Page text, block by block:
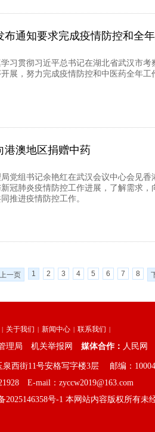
布通知要求完成疫情防控和全
习贯彻习近平总书记在湖北省武汉市
展，努力完成疫情防控和中医药全年工
港澳地区捐赠中药
党组书记余艳红在武汉会议中心会见香
冠肺炎疫情防控工作进展，了解需求，
推进疫情防控工作。
上一页 1 2 3 4 5 6 7 8
| 关于我们 | 新闻中心 | 联系我们 |
理局 机关举报网 媒体合作： 人民网
泉西街11号安格写字楼3层邮编：
E-mail： zyccw2019@163.com
2025146358号-1 本网 站内容版权所有未